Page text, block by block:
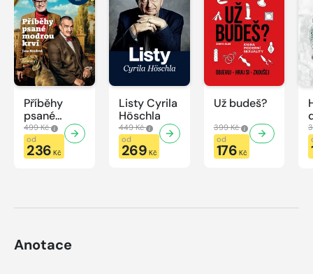
Příběhy
psané
modrou
krví
499 Kč
od
236 Kč
Listy Cyrila
Höschla
449 Kč
od
269 Kč
Už budeš?
399 Kč
od
176 Kč
Anotace